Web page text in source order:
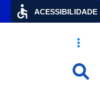
Acesso
ACESSIBILIDADE